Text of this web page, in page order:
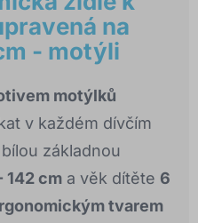
na
- motýli
motýlků
v každém dívčím
základnou
142 cm a věk dítěte 6
tvarem